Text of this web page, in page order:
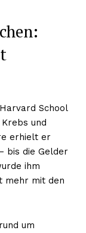
School
und
erhielt er
bis die Gelder
ihm
mehr mit den
um